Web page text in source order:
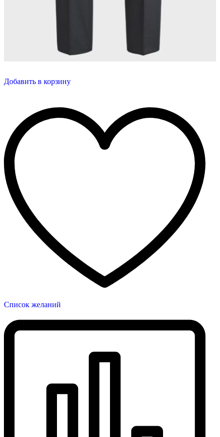
Добавить в корзину
Список желаний